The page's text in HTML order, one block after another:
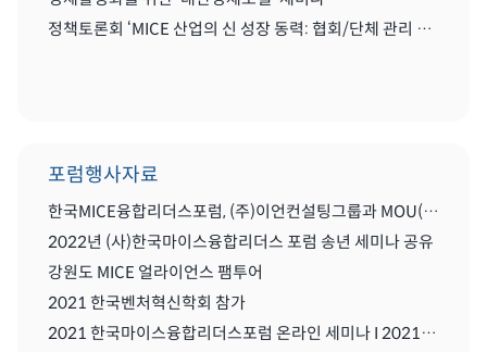
정책토론회 ‘MICE 산업의 신 성장 동력: 협회/단체 관리 및 복합리조트 산업’
포럼행사자료
한국MICE융합리더스포럼, (주)이언컨설팅그룹과 MOU(업무협약) 체결식
2022년 (사)한국마이스융합리더스 포럼 송년 세미나 공유
강원도 MICE 얼라이언스 팸투어
2021 한국벤처혁신학회 참가
2021 한국마이스융합리더스포럼 온라인 세미나 I 2021.08..11